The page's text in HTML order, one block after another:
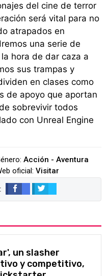
del cine de terror
será vital para no
atrapados en
una serie de
hora de dar caza a
sus trampas y
en clases como
de apoyo que aportan
sobrevivir todos
con Unreal Engine
Acción - Aventura
oficial: Visitar
un slasher
y competitivo,